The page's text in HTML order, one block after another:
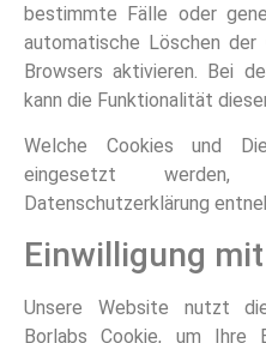
bestimmte Fälle oder
automatische Löschen der
Browsers aktivieren. Bei
kann die Funktionalität
Welche Cookies und
eingesetzt
Datenschutzerklärung
Einwilligung
Unsere Website nutzt
Borlabs Cookie, um Ihre